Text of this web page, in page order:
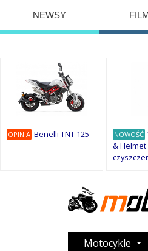
NEWSY
OPINIA Benelli TNT 125 NOWOŚĆ
&
Motocykle